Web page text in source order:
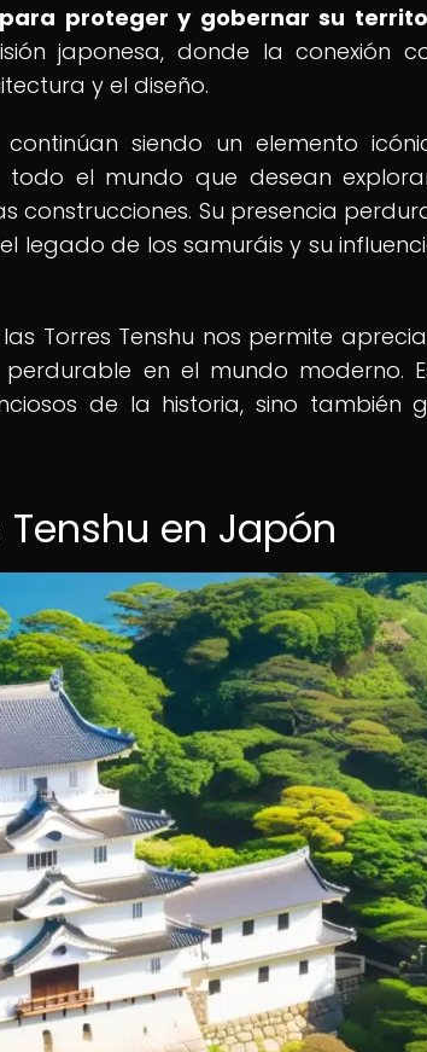
proteger y gobernar su
japonesa, donde la conexión
y el diseño.
siendo un elemento
el mundo que desean
construcciones. Su presencia
legado de los samuráis y su
Torres Tenshu nos permite
en el mundo moderno.
de la historia, sino también
en Japón